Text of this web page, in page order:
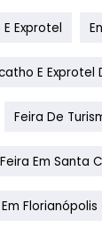
Exprotel
E Exprotel
Feira De
Feira Em Santa
Florianópolis